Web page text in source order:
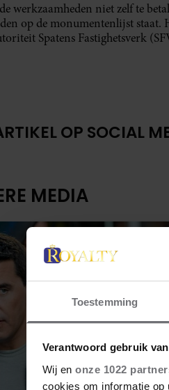
Toestemming
Verantwoord gebruik
Wij en onze 1022
cookies om informatie op
werkzaamheden niet zelf te
op de monumentenlijst staat.
Spatens Fastighetsverk
OP SOCIAL
MEDIA